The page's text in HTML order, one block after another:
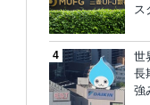
ス
世
長
強